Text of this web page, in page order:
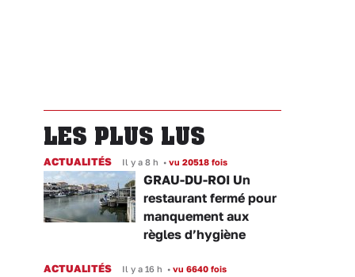
LES PLUS LUS
ACTUALITÉS Il y a 8 h • vu 20518 fois
GRAU-DU-ROI Un
restaurant fermé pour
manquement aux
règles d’hygiène
ACTUALITÉS Il y a 16 h • vu 6640 fois